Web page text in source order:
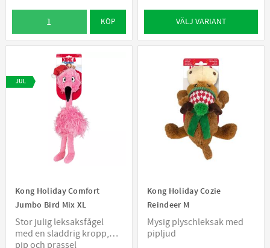
KÖP VÄLJ VARIANT
Kong Holiday Comfort
Jumbo Bird Mix XL
Stor julig leksaksfågel
med en sladdrig kropp,
pip och prassel
JUL
Kong Holiday Cozie
Reindeer M
Mysig plyschleksak med
pipljud